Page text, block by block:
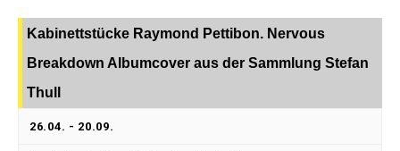
Kabinettstücke Raymond Pettibon. Nervous
Breakdown Albumcover aus der Sammlung Stefan
Thull
26.04. - 20.09.